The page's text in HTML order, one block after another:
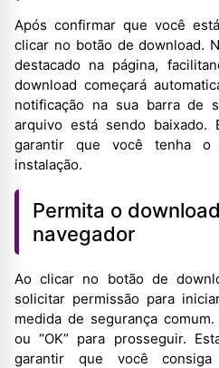
Após confirmar que você
clicar no botão de download.
destacado na página,
download começará
notificação na sua barra de
arquivo está sendo baixado.
garantir que você tenha o
instalação.
Permita o
navegador
Ao clicar no botão de
solicitar permissão para
medida de segurança
ou “OK” para prosseguir.
garantir que você